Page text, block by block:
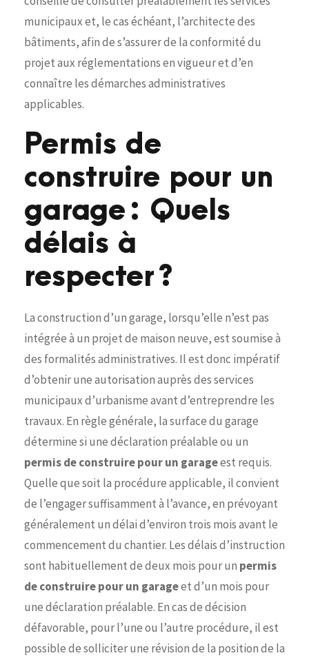
municipaux et, le cas échéant, l’architecte des
bâtiments, afin de s’assurer de la conformité du
projet aux réglementations en vigueur et d’en
connaître les démarches administratives
applicables.
Permis de
construire pour un
garage : Quels
délais à
respecter ?
La construction d’un garage, lorsqu’elle n’est pas
intégrée à un projet de maison neuve, est soumise à
des formalités administratives. Il est donc impératif
d’obtenir une autorisation auprès des services
municipaux d’urbanisme avant d’entreprendre les
travaux. En règle générale, la surface du garage
détermine si une déclaration préalable ou un
permis de construire pour un garageest requis.
Quelle que soit la procédure applicable, il convient
de l’engager suffisamment à l’avance, en prévoyant
généralement un délai d’environ trois mois avant le
commencement du chantier. Les délais d’instruction
sont habituellement de deux mois pour un permis
de construire pour un garageet d’un mois pour
une déclaration préalable. En cas de décision
défavorable, pour l’une ou l’autre procédure, il est
possible de solliciter une révision de la position de la